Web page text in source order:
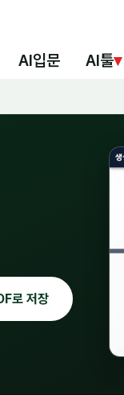
AI입문 AI툴▾
로 저장